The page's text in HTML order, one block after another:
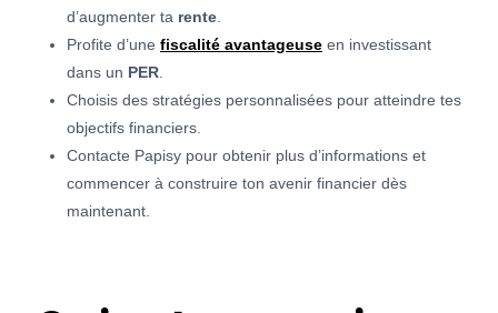
d’augmenter ta rente
Profite d’une fiscalité avantageuse en investissant
dans un PER
Choisis des stratégies personnalisées pour atteindre tes
objectifs financiers.
Contacte Papisy pour obtenir plus d’informations et
commencer à construire ton avenir financier dès
maintenant.